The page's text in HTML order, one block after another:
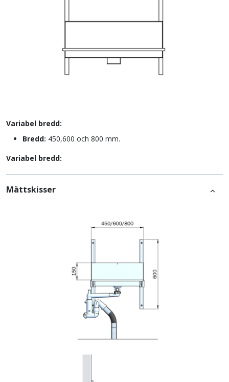
Variabel bredd:
Bredd: 450,600 och 800 mm.
Variabel bredd:
Måttskisser